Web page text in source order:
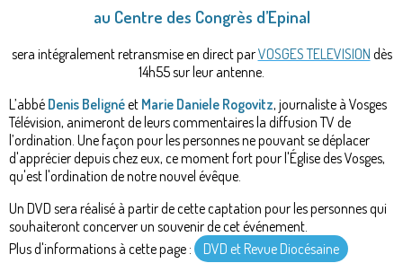
au Centre des Congrès d’Epinal
sera intégralement retransmise en direct parVOSGES TELEVISION dès
14h55 sur leur antenne.
L’abbé Denis Belignéet Marie Daniele Rogovitz, journaliste à Vosges
Télévision, animeront de leurs commentaires la diffusion TV de
l’ordination. Une façon pour les personnes ne pouvant se déplacer
d'apprécier depuis chez eux, ce moment fort pour l'Église des Vosges,
qu'est l'ordination de notre nouvel évêque.
Un DVD sera réalisé à partir de cette captation pour les personnes qui
souhaiteront concerver un souvenir de cet événement.
Plus d'informations à cette page :
DVD et Revue Diocésaine